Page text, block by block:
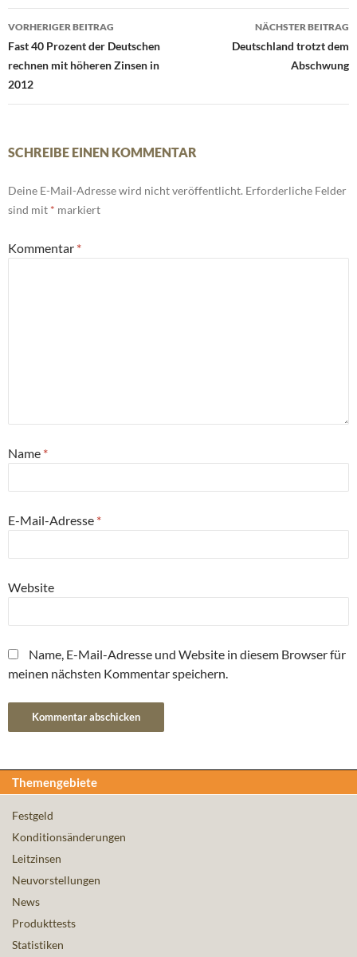
Beitrags-
Navigation
VORHERIGER BEITRAG
Fast 40 Prozent der Deutschen
rechnen mit höheren Zinsen in
2012
NÄCHSTER BEITRAG
Deutschland trotzt dem
Abschwung
SCHREIBE EINEN KOMMENTAR
Deine E-Mail-Adresse wird nicht veröffentlicht. Erforderliche Felder
sind mit * markiert
Kommentar *
Name *
E-Mail-Adresse *
Website
Name, E-Mail-Adresse und Website in diesem Browser für
meinen nächsten Kommentar speichern.
Themengebiete
Festgeld
Konditionsänderungen
Leitzinsen
Neuvorstellungen
News
Produkttests
Statistiken